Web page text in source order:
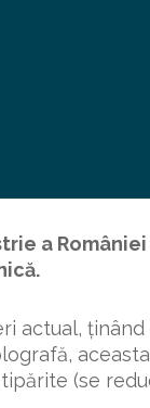
a României
ă.
actual,
(se